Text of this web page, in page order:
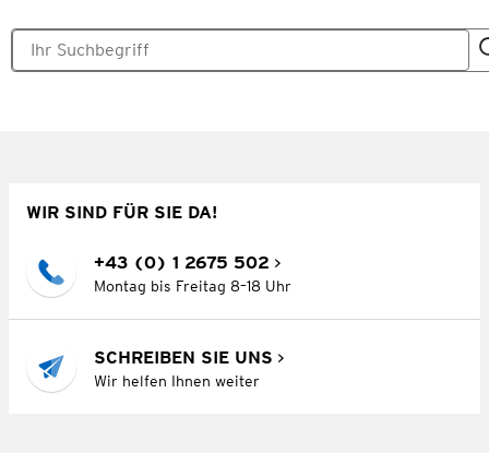
WIR SIND FÜR SIE DA!
+43 (0) 1 2675 502
Montag bis Freitag 8–18 Uhr
SCHREIBEN SIE UNS
Wir helfen Ihnen weiter